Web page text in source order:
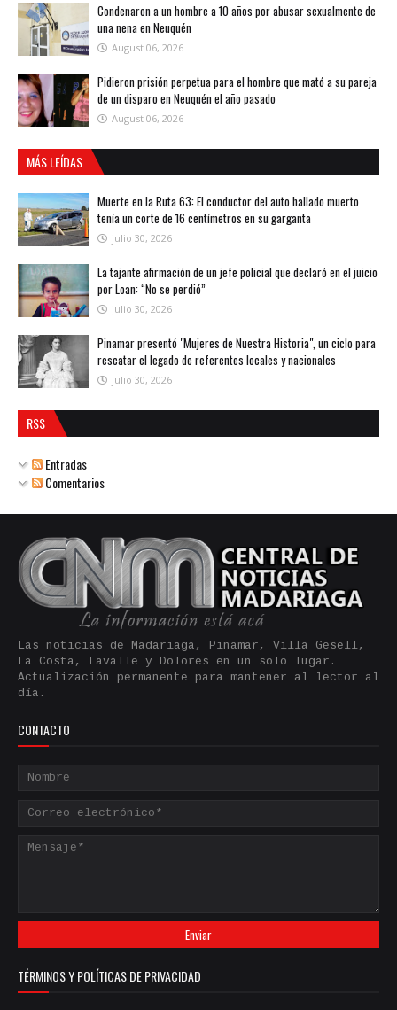
Condenaron a un hombre a 10 años por abusar sexualmente de
una nena en Neuquén
August 06, 2026
Pidieron prisión perpetua para el hombre que mató a su pareja
de un disparo en Neuquén el año pasado
August 06, 2026
MÁS LEÍDAS
Muerte en la Ruta 63: El conductor del auto hallado muerto
tenía un corte de 16 centímetros en su garganta
julio 30, 2026
La tajante afirmación de un jefe policial que declaró en el juicio
por Loan: “No se perdió”
julio 30, 2026
Pinamar presentó "Mujeres de Nuestra Historia", un ciclo para
rescatar el legado de referentes locales y nacionales
julio 30, 2026
RSS
Entradas
Comentarios
Las noticias de Madariaga, Pinamar, Villa Gesell,
La Costa, Lavalle y Dolores en un solo lugar.
Actualización permanente para mantener al lector al
día.
CONTACTO
TÉRMINOS Y POLÍTICAS DE PRIVACIDAD